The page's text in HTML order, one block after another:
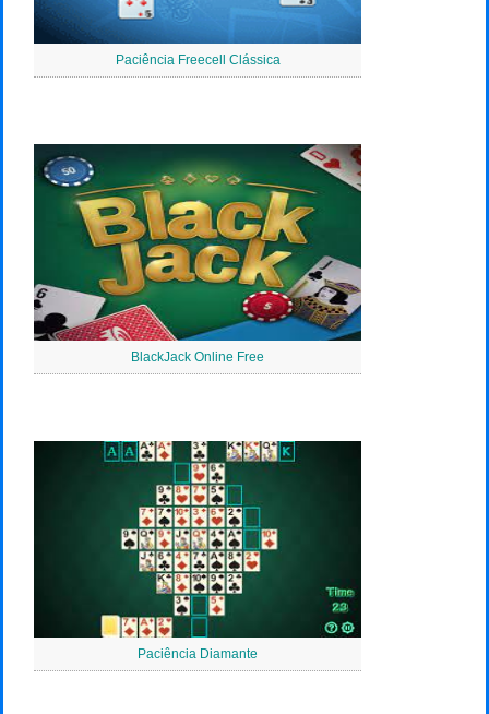
Paciência Freecell Clássica
BlackJack Online Free
Paciência Diamante